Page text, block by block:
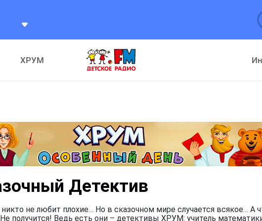
ХРУМ
Детектив
не любит плохие… Но в сказочном мире случается всякое… А
получится! Ведь есть они – детективы ХРУМ: учитель